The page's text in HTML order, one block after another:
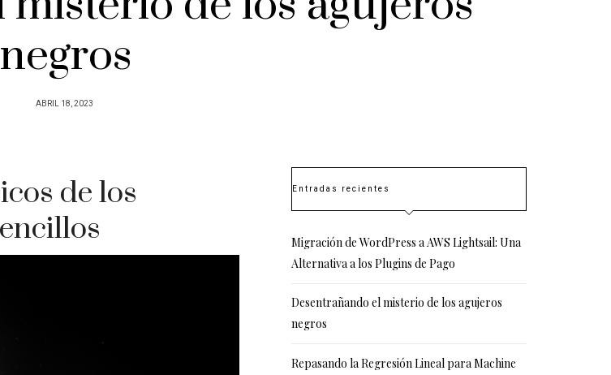
negros
POSTED
ABRIL 18, 2023
de los
Entradas recientes
Migración de WordPress a AWS Lightsail: Una
Alternativa a los Plugins de Pago
Desentrañando el misterio de los agujeros
negros
Repasando la Regresión Lineal para Machine